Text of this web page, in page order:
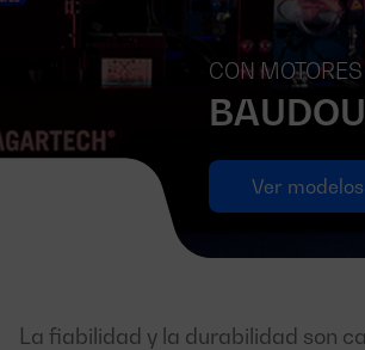
CON MOTORES
Ver modelos
La fiabilidad y la durabilidad son